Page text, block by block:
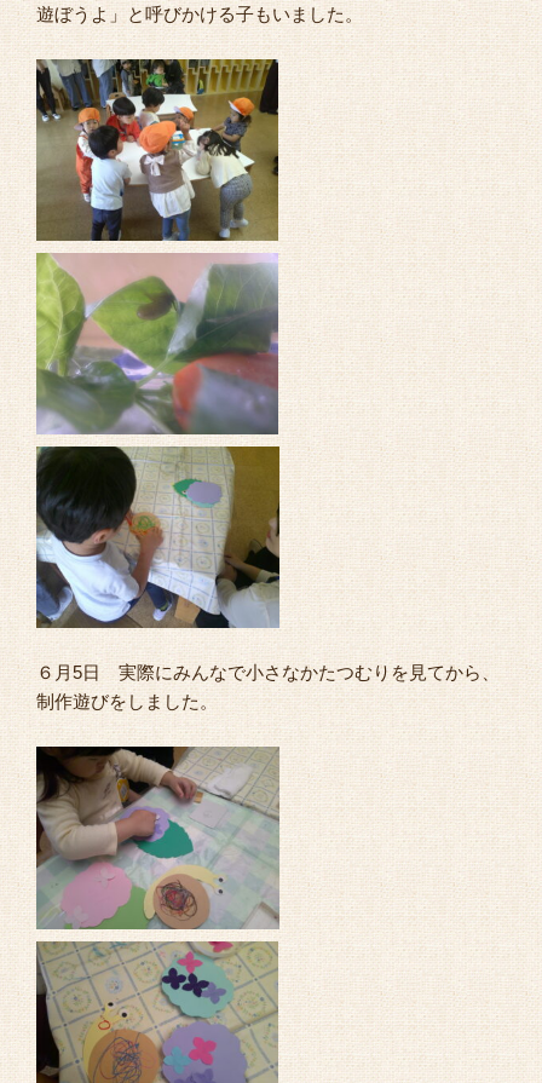
遊ぼうよ」と呼びかける子もいました。
６月5日 実際にみんなで小さなかたつむりを見てから、
制作遊びをしました。